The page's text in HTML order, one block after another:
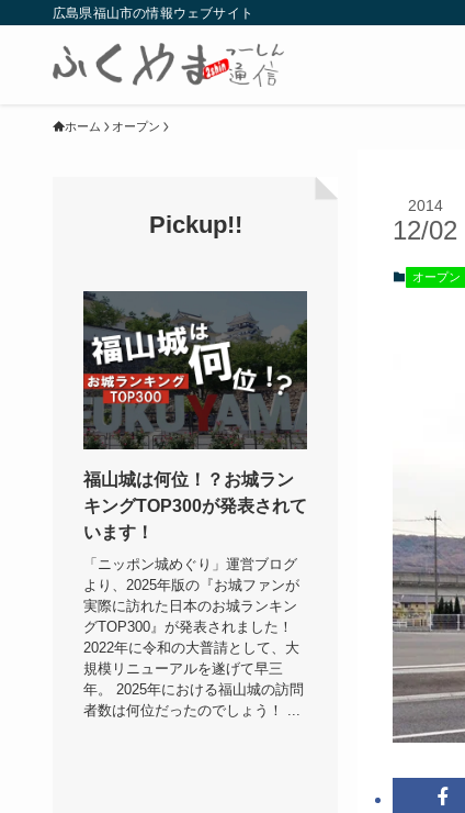
広島県福山市の情報ウェブサイト
ホーム オープン
2014
12/02
オープン
Pickup!!
福山城は何位！？お城ラン
キングTOP300が発表されて
います！
「ニッポン城めぐり」運営ブログ
より、2025年版の『お城ファンが
実際に訪れた日本のお城ランキン
グTOP300』が発表されました！
2022年に令和の大普請として、大
規模リニューアルを遂げて早三
年。 2025年における福山城の訪問
者数は何位だったのでしょう！ ...